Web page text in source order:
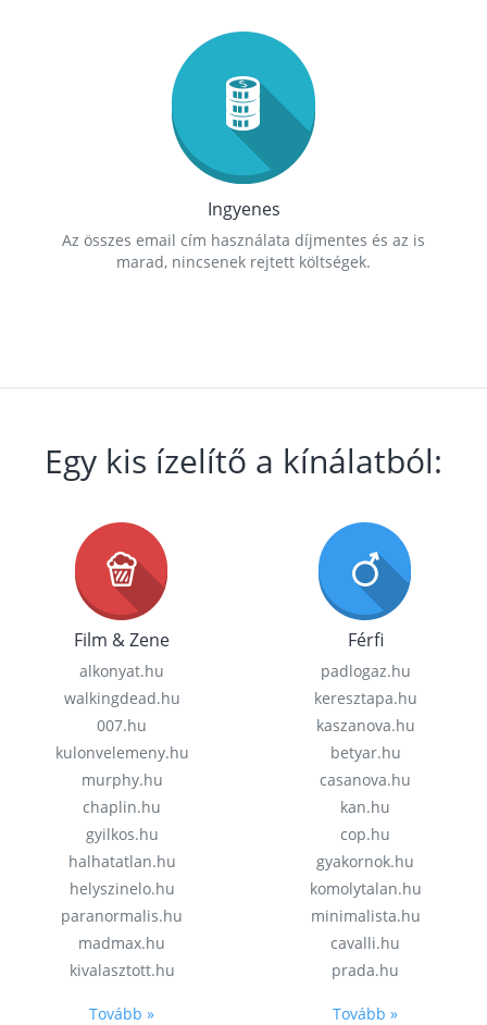
Ingyenes
Az összes email cím használata díjmentes és az is
marad, nincsenek rejtett költségek.
Egy kis ízelítő a kínálatból:
Film & Zene
alkonyat.hu
walkingdead.hu
007.hu
kulonvelemeny.hu
murphy.hu
chaplin.hu
gyilkos.hu
halhatatlan.hu
helyszinelo.hu
paranormalis.hu
madmax.hu
kivalasztott.hu
Tovább »
Férfi
padlogaz.hu
keresztapa.hu
kaszanova.hu
betyar.hu
casanova.hu
kan.hu
cop.hu
gyakornok.hu
komolytalan.hu
minimalista.hu
cavalli.hu
prada.hu
Tovább »